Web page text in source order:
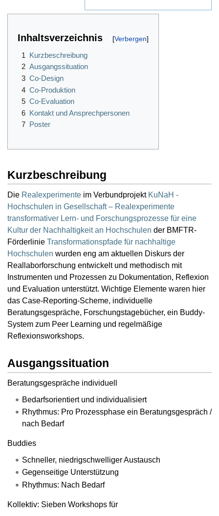
Inhaltsverzeichnis
1 Kurzbeschreibung
2 Ausgangssituation
3 Co-Design
4 Co-Produktion
5 Co-Evaluation
6 Kontakt und Ansprechpersonen
7 Poster
Kurzbeschreibung
Die Realexperimente im Verbundprojekt KuNaH -
Hochschulen in Gesellschaft – Realexperimente
transformativer Lern- und Forschungsprozesse für eine
Kultur der Nachhaltigkeit an Hochschulen der BMFTR-
Förderlinie Transformationspfade für nachhaltige
Hochschulen wurden eng am aktuellen Diskurs der
Reallaborforschung entwickelt und methodisch mit
Instrumenten und Prozessen zu Dokumentation, Reflexion
und Evaluation unterstützt. Wichtige Elemente waren hier
das Case-Reporting-Scheme, individuelle
Beratungsgespräche, Forschungstagebücher, ein Buddy-
System zum Peer Learning und regelmäßige
Reflexionsworkshops.
Ausgangssituation
Beratungsgespräche individuell
Bedarfsorientiert und individualisiert
Rhythmus: Pro Prozessphase ein Beratungsgespräch /
nach Bedarf
Buddies
Schneller, niedrigschwelliger Austausch
Gegenseitige Unterstützung
Rhythmus: Nach Bedarf
Kollektiv: Sieben Workshops für